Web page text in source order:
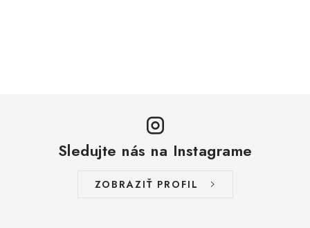
Sledujte nás na Instagrame
ZOBRAZIŤ PROFIL